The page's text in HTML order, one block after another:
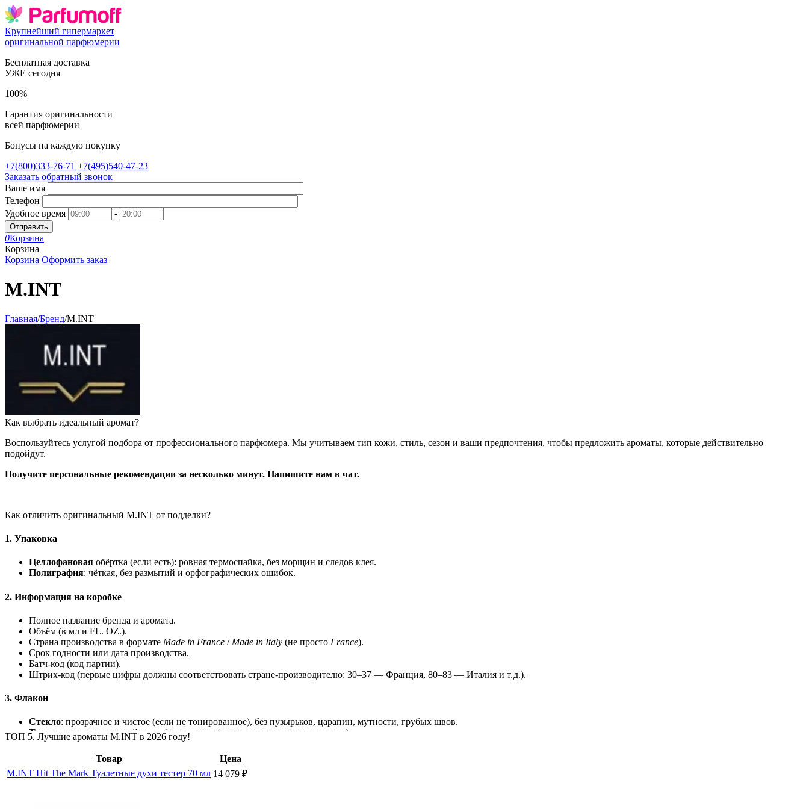
Крупнейший гипермаркет
оригинальной парфюмерии
Бесплатная доставка
УЖЕ сегодня
100%
Гарантия оригинальности
всей парфюмерии
Бонусы на каждую покупку
+7(800)333-76-71 +7(495)540-47-23
Заказать обратный звонок
Ваше имя
Телефон
Удобное время
-
Отправить
0Корзина
Корзина
Корзина Оформить заказ
M.INT
Главная/Бренд/M.INT
​Как выбрать идеальный аромат?
Воспользуйтесь услугой подбора от профессионального парфюмера. Мы учитываем тип кожи, стиль, сезон и ваши предпочтения, чтобы предложить ароматы, которые действительно
подойдут.
Получите персональные рекомендации за несколько минут. Напишите нам в чат.
Как отличить оригинальный M.INT от подделки?
1. Упаковка
Целлофановая обёртка (если есть): ровная термоспайка, без морщин и следов клея.
Полиграфия: чёткая, без размытий и орфографических ошибок.
2. Информация на коробке
Полное название бренда и аромата.
Объём (в мл и FL. OZ.).
Страна производства в формате Made in France / Made in Italy (не просто France).
Срок годности или дата производства.
Батч‑код (код партии).
Штрих‑код (первые цифры должны соответствовать стране‑производителю: 30–37 — Франция, 80–83 — Италия и т.д.).
3. Флакон
Стекло: прозрачное и чистое (если не тонированное), без пузырьков, царапин, мутности, грубых швов.
Тонировка:равномерный цвет,безразводов (окрашено в массе, не снаружи).
Симметрия
гладкая
плотно прокручивается,
Логотипы/надписи:чёткие, приприкосновении.
ТОП 5. Лучшие ароматы M.INT в 2026 году!
Товар
Цена
M.INT Hit The Mark Туалетные духи тестер 70 мл 14 079 ₽